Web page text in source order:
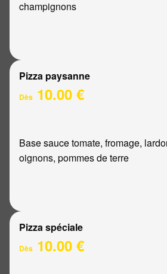
champignons
Pizza paysanne
Dès 10.00 €
Base sauce tomate, fromage,
oignons, pommes de terre
Pizza spéciale
Dès 10.00 €